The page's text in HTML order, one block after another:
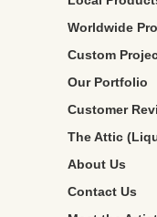
Worldwide
Custom
Our Portfolio
Customer
The Attic
About Us
Contact Us